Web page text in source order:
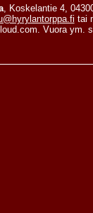
, Koskelantie 4,
tai
Vuora ym.